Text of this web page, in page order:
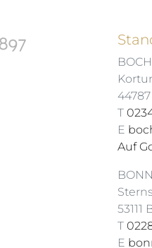
T
E
Auf
53111
T
E